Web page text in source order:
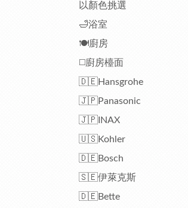
以顏色挑選
🛁浴室
🍽️廚房
◻️廚房檯面
🇩🇪Hansgrohe
🇯🇵Panasonic
🇯🇵INAX
🇺🇸Kohler
🇩🇪Bosch
🇸🇪伊萊克斯
🇩🇪Bette